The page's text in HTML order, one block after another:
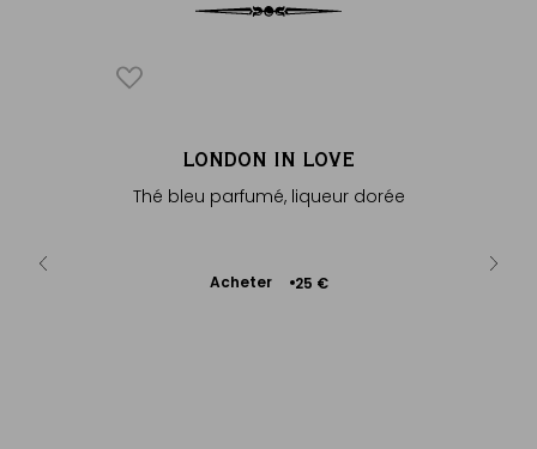
LONDON IN LOVE
Thé bleu parfumé, liqueur dorée
Acheter 25 €
Ajouter